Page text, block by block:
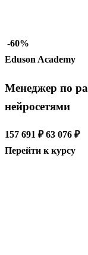
-60%
Eduson Academy
Менеджер по
нейросетями
157 691 ₽ 63 076 ₽
Перейти к курсу